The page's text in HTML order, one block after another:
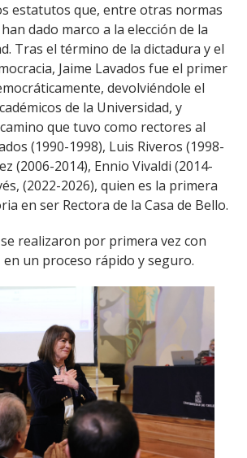
estatutos que, entre otras normas
dado marco a la elección de la
Tras el término de la dictadura y el
Jaime Lavados fue el primer
devolviéndole el
de la Universidad, y
que tuvo como rectores al
(1990-1998), Luis Riveros (1998-
(2006-2014), Ennio Vivaldi (2014-
(2022-2026), quien es la primera
en ser Rectora de la Casa de Bello.
realizaron por primera vez con
un proceso rápido y seguro.